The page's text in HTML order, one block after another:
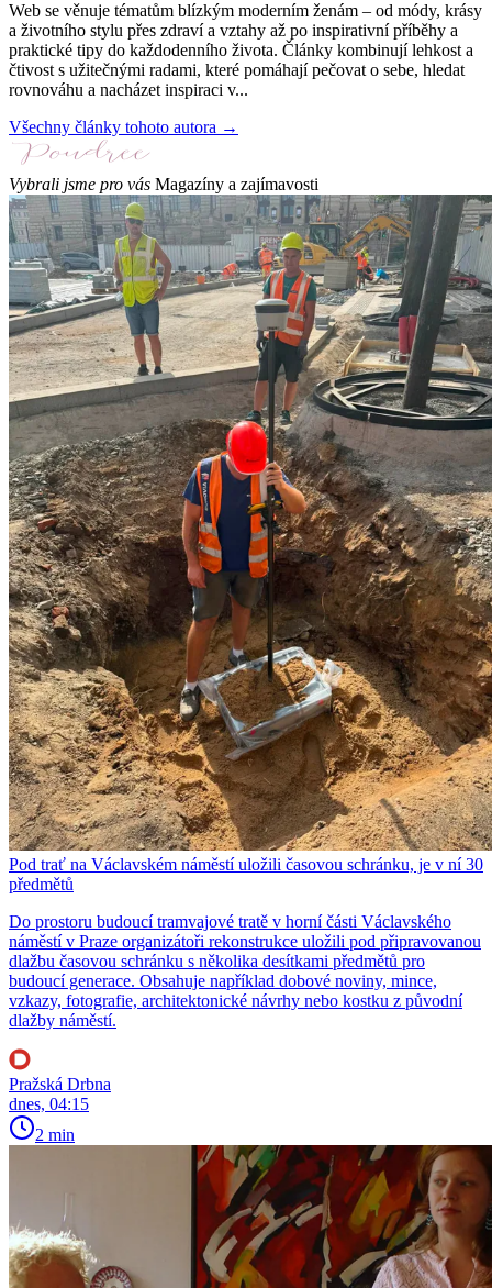
Web se věnuje tématům blízkým moderním ženám – od módy, krásy
a životního stylu přes zdraví a vztahy až po inspirativní příběhy a
praktické tipy do každodenního života. Články kombinují lehkost a
čtivost s užitečnými radami, které pomáhají pečovat o sebe, hledat
rovnováhu a nacházet inspiraci v...
Všechny články tohoto autora →
Vybrali jsme pro vás Magazíny a zajímavosti
Pod trať na Václavském náměstí uložili časovou schránku, je v ní 30
předmětů
Do prostoru budoucí tramvajové tratě v horní části Václavského
náměstí v Praze organizátoři rekonstrukce uložili pod připravovanou
dlažbu časovou schránku s několika desítkami předmětů pro
budoucí generace. Obsahuje například dobové noviny, mince,
vzkazy, fotografie, architektonické návrhy nebo kostku z původní
dlažby náměstí.
Pražská Drbna
dnes, 04:15
2 min